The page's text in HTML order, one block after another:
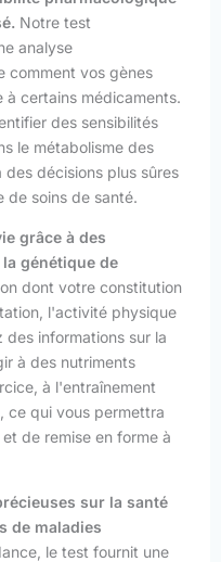
Notre test
analyse
comment vos gènes
certains médicaments.
des sensibilités
le métabolisme des
décisions plus sûres
de soins de santé.
grâce à des
génétique de
dont votre constitution
l'activité physique
informations sur la
à des nutriments
à l'entraînement
ce qui vous permettra
de remise en forme à
sur la santé
de maladies
le test fournit une